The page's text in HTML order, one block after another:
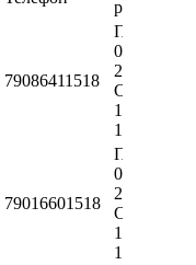
работы
79086411518
Пн-Пт
09:00-
20:00
Сб-Вс
10:00-
18:00
79016601518
Пн-Пт
09:00-
20:00
Сб-Вс
10:00-
18:00